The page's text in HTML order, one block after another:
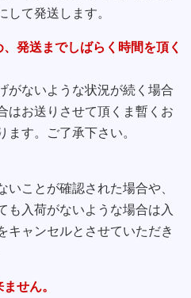
して発送します。
発送までしばらく時間を頂く
がないような状況が続く場合
はお送りさせて頂くま暫くお
ます。ご了承下さい。
いことが確認された場合や、
も入荷がないような場合は入
キャンセルとさせていただき
せん。